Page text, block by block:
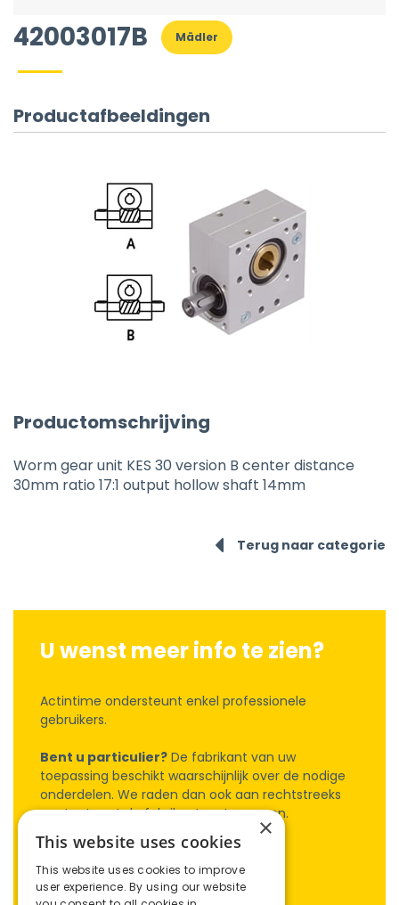
42003017B Mädler
Productafbeeldingen
Productomschrijving
Worm gear unit KES 30 version B center distance
30mm ratio 17:1 output hollow shaft 14mm
Terug naar categorie
U wenst meer info te zien?
Actintime ondersteunt enkel professionele
gebruikers.
Bent u particulier? De fabrikant van uw
toepassing beschikt waarschijnlijk over de nodige
onderdelen. We raden dan ook aan rechtstreeks
contact met de fabrikant op te nemen.
Account aanvragen
×
This website uses cookies
This website uses cookies to improve
user experience. By using our website